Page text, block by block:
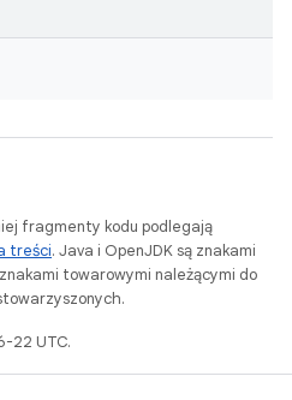
fragmenty kodu podlegają
treści. Java i OpenJDK są znakami
towarowymi należącymi do
22 UTC.